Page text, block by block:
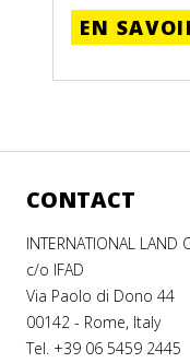
EN
CONTACT
INTERNATIONAL LAND
c/o IFAD
Via Paolo di Dono 44
00142 - Rome, Italy
Tel. +39 06 5459 2445